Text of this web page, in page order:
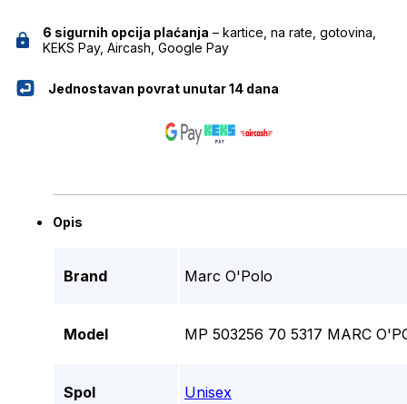
6 sigurnih opcija plaćanja – kartice, na rate, gotovina,
KEKS Pay, Aircash, Google Pay
Jednostavan povrat unutar 14 dana
Opis
Brand Marc O'Polo
Model MP 503256 70 5317 MARC
Spol Unisex